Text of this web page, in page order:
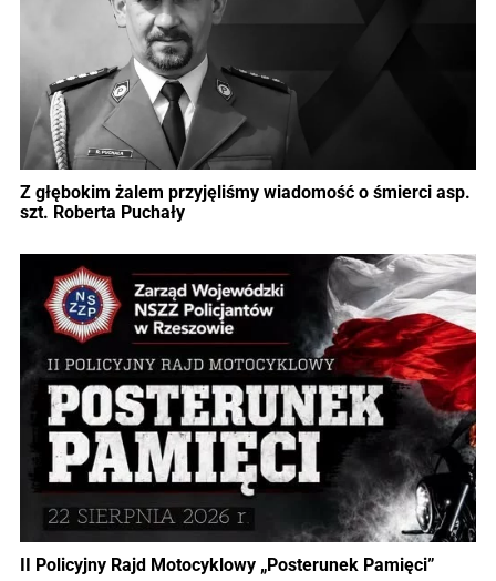
Z głębokim żalem przyjęliśmy wiadomość o śmierci asp.
szt. Roberta Puchały
II Policyjny Rajd Motocyklowy „Posterunek Pamięci”